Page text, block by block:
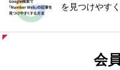
を見つけやす
会